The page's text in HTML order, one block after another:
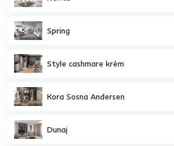
Spring
Style cashmare krém
Kora Sosna Andersen
Dunaj